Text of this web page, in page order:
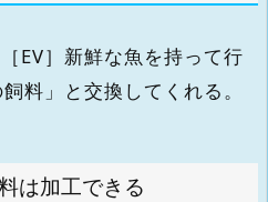
EV］新鮮な魚を持って行
料」と交換してくれる。
は加工できる